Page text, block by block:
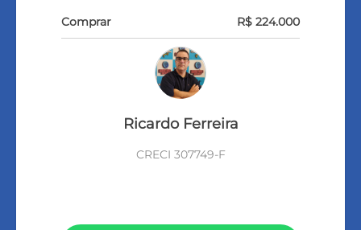
Comprar R$ 224.000
Ricardo Ferreira
CRECI 307749-F